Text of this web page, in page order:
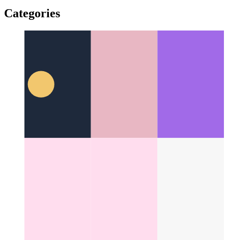
türkçe